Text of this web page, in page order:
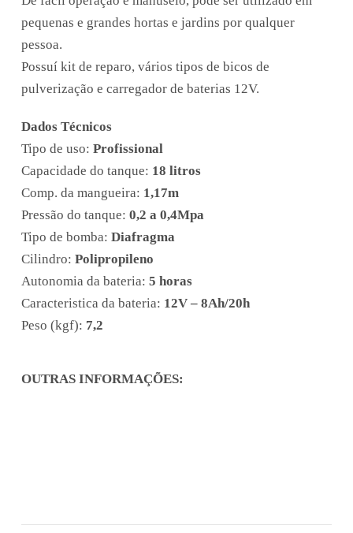
pequenas e grandes hortas e jardins por qualquer
pessoa.
Possuí kit de reparo, vários tipos de bicos de
pulverização e carregador de baterias 12V.
Dados Técnicos
Tipo de uso: Profissional
Capacidade do tanque: 18 litros
Comp. da mangueira: 1,17m
Pressão do tanque: 0,2 a 0,4Mpa
Tipo de bomba: Diafragma
Cilindro: Polipropileno
Autonomia da bateria: 5 horas
Caracteristica da bateria: 12V – 8Ah/20h
Peso (kgf): 7,2
OUTRAS INFORMAÇÕES: